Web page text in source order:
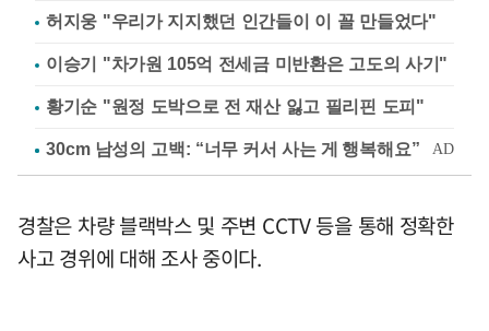
허지웅 "우리가 지지했던 인간들이 이 꼴 만들었다"
이승기 "차가원 105억 전세금 미반환은 고도의 사기"
황기순 "원정 도박으로 전 재산 잃고 필리핀 도피"
경찰은 차량 블랙박스 및 주변 CCTV 등을 통해 정확한
사고 경위에 대해 조사 중이다.